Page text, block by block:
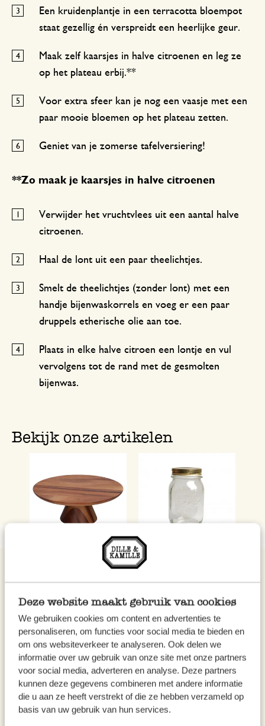
Deze website maakt gebruik van cookies
We gebruiken cookies om content en advertenties te
personaliseren, om functies voor social media te bieden en
om ons websiteverkeer te analyseren. Ook delen we
informatie over uw gebruik van onze site met onze partners
voor social media, adverteren en analyse. Deze partners
kunnen deze gegevens combineren met andere informatie
die u aan ze heeft verstrekt of die ze hebben verzameld op
basis van uw gebruik van hun services.
Een kruidenplantje in een terracotta bloempot
staat gezellig én verspreidt een heerlijke geur.
Maak zelf kaarsjes in halve citroenen en leg ze
op het plateau erbij.**
Voor extra sfeer kan je nog een vaasje met een
paar mooie bloemen op het plateau zetten.
Geniet van je zomerse tafelversiering!
**Zo maak je kaarsjes in halve citroenen
Verwijder het vruchtvlees uit een aantal halve
citroenen.
Haal de lont uit een paar theelichtjes.
Smelt de theelichtjes (zonder lont) met een
handje bijenwaskorrels en voeg er een paar
druppels etherische olie aan toe.
Plaats in elke halve citroen een lontje en vul
vervolgens tot de rand met de gesmolten
bijenwas.
Bekijk onze artikelen
Taartplateau, acaciahout,
Inmaakpot 'Quattro
Tips en inspiratie